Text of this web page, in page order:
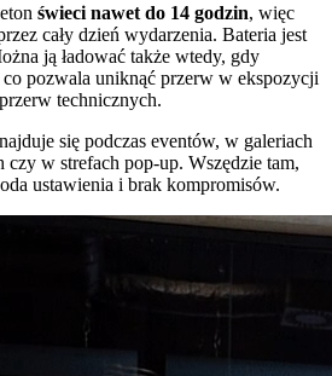
świeci nawet do 14 godzin, więc
cały dzień wydarzenia. Bateria jest
ją ładować także wtedy, gdy
co pozwala uniknąć przerw w ekspozycji
technicznych.
się podczas eventów, w galeriach
w strefach pop-up. Wszędzie tam,
ustawienia i brak kompromisów.